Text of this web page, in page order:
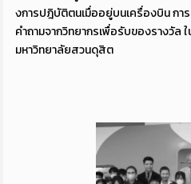
งการปฎิบัติตนเมื่ออยู่บนเครื่องบิน ก
คำถามจากวิทยากรเพื่อรับของรางวัล
มหาวิทยาลัยสวนดุสิต